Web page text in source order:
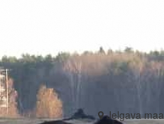
Jelgava